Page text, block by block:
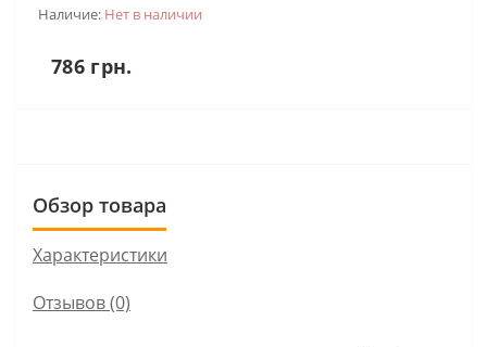
Наличие: Нет в наличии
786 грн.
Обзор товара
Характеристики
Отзывов (0)